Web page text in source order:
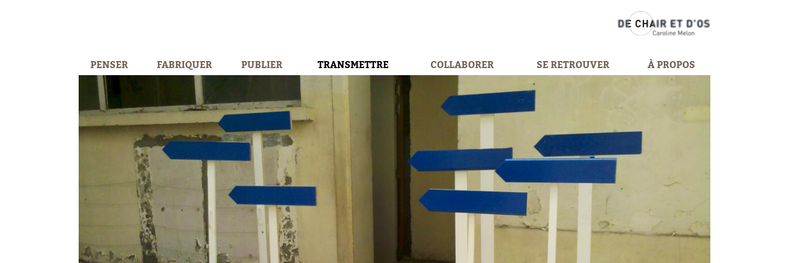
chair et d'os
PENSER FABRIQUER PUBLIER TRANSMETTRE COLLABORER SE RETROUVER À PROPOS